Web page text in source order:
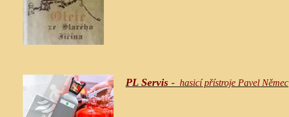
PL Servis- hasicí přístroje Pavel Němec